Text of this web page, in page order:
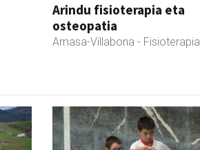
Arindu fisioterapia eta
osteopatia
Amasa-Villabona - Fisioterapia